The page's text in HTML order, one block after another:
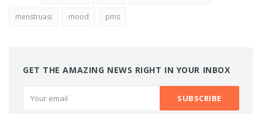
menstruasi mood pms
GET THE AMAZING NEWS RIGHT IN YOUR INBOX